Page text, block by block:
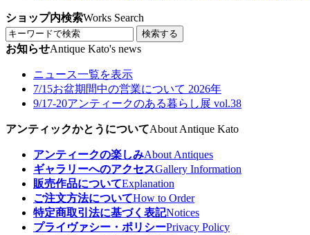
ショップ内検索Works Search
検索する
お知らせAntique Kato's news
ニュース一覧を表示
7/15お盆期間中の営業について 2026年
9/17-20アンティークのある暮らし展 vol.38
アンティックかとうについてAbout Antique Kato
アンティークの楽しみAbout Antiques
ギャラリーへのアクセスGallery Information
販売作品についてExplanation
ご注文方法についてHow to Order
特定商取引法に基づく表記Notices
プライヴァシー・ポリシーPrivacy Policy